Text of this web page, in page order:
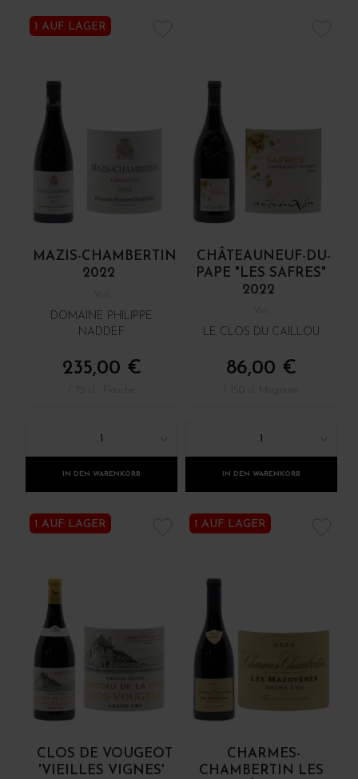
1 AUF LAGER
MAZIS-CHAMBERTIN
2022
DOMAINE PHILIPPE
NADDEF
235,00 €
1
IN DEN WARENKORB
CHÂTEAUNEUF-DU-
PAPE "LES SAFRES"
2022
LE CLOS DU CAILLOU
86,00 €
1
IN DEN WARENKORB
1 AUF LAGER
CLOS DE VOUGEOT
'VIEILLES VIGNES'
1 AUF LAGER
CHARMES-
CHAMBERTIN LES